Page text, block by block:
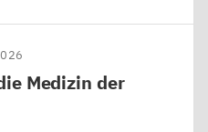
Medizin der